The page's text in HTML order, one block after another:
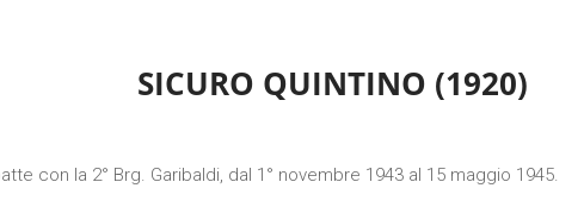
SICURO QUINTINO (1920)
con la 2° Brg. Garibaldi, dal 1° novembre 1943 al 15 maggio 1945.